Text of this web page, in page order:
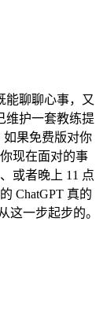
聊聊心事，又
维护一套教练提
如果免费版对你
现在面对的事
或者晚上 11 点
ChatGPT 真的
这一步起步的。